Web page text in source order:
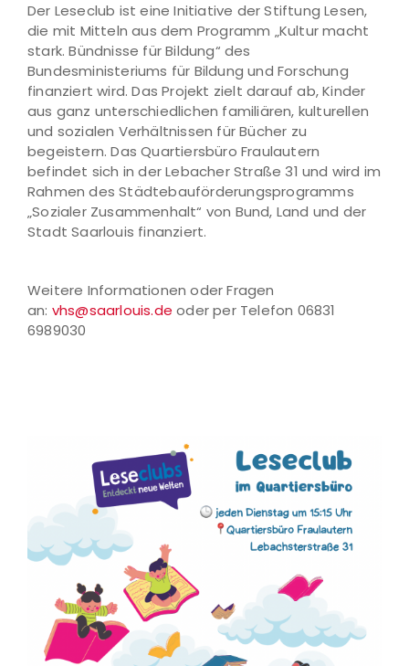
Der Leseclub ist eine Initiative der Stiftung Lesen,
die mit Mitteln aus dem Programm „Kultur macht
stark. Bündnisse für Bildung“ des
Bundesministeriums für Bildung und Forschung
finanziert wird. Das Projekt zielt darauf ab, Kinder
aus ganz unterschiedlichen familiären, kulturellen
und sozialen Verhältnissen für Bücher zu
begeistern. Das Quartiersbüro Fraulautern
befindet sich in der Lebacher Straße 31 und wird im
Rahmen des Städtebauförderungsprogramms
„Sozialer Zusammenhalt“ von Bund, Land und der
Stadt Saarlouis finanziert.
Weitere Informationen oder Fragen
an: vhs@saarlouis.de oder per Telefon 06831
6989030